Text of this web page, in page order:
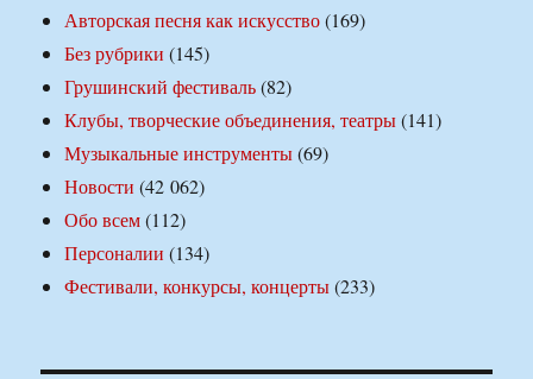
Авторская песня как искусство(169)
Без рубрики (145)
Грушинский фестиваль(82)
Клубы, творческие объединения, театры(141)
Музыкальные инструменты(69)
Новости (42 062)
Обо всем(112)
Персоналии (134)
Фестивали, конкурсы, концерты(233)